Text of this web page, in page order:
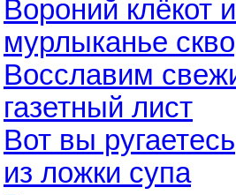
Вороний клёкот и
мурлыканье
Восславим
газетный лист
Вот вы
из ложки супа